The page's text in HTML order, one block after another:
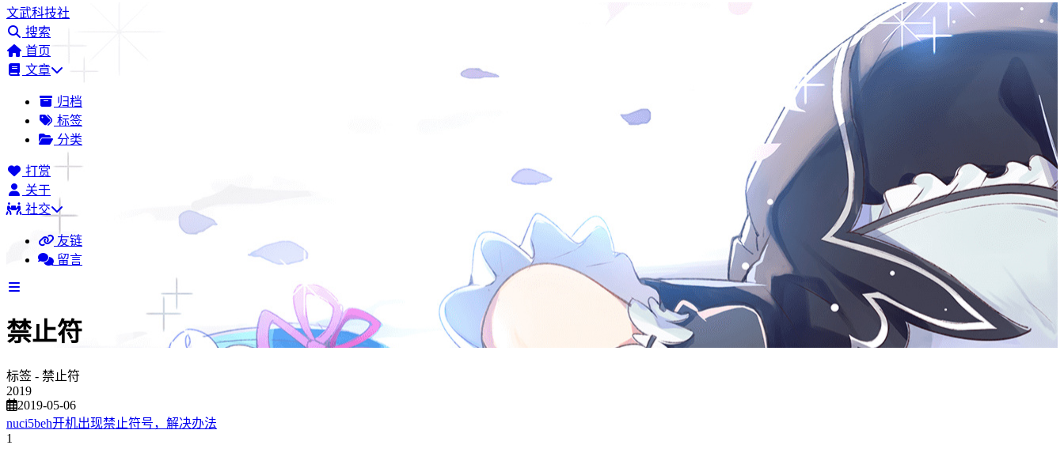
文武科技社
搜索
首页
文章
归档
标签
分类
打赏
关于
社交
友链
留言
禁止符
标签 - 禁止符
2019
2019-05-06
nuci5beh开机出现禁止符号，解决办法
1